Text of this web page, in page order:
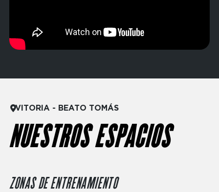
VITORIA - BEATO TOMÁS
NUESTROS ESPACIOS
ZONAS DE ENTRENAMIENTO